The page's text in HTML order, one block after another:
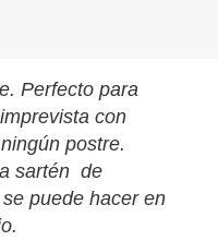
Perfecto para
con
postre.
sartén de
puede hacer en